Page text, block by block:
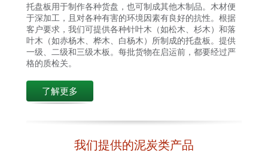
托盘板用于制作各种货盘，也可制成其他木制品。木材便
于深加工，且对各种有害的环境因素有良好的抗性。根据
客户要求，我们可提供各种针叶木（如松木、杉木）和落
叶木（如赤杨木、桦木、白杨木）所制成的托盘板。提供
一级、二级和三级木板。每批货物在启运前，都要经过严
格的质检关。
了解更多
我们提供的泥炭类产品